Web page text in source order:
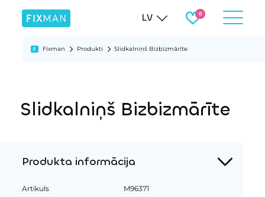
LV
Fixman Produkti Slidkalniņš Bizbizmārīte
Slidkalniņš Bizbizmārīte
Produkta informācija
Artikuls
M96371